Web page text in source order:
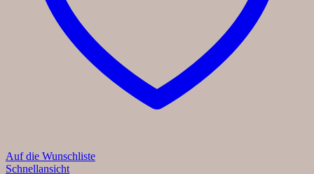
Auf die Wunschliste
Schnellansicht